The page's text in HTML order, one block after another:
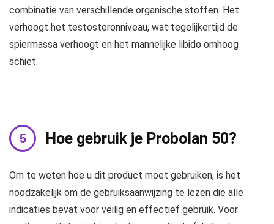
combinatie van verschillende organische stoffen. Het
verhoogt het testosteronniveau, wat tegelijkertijd de
spiermassa verhoogt en het mannelijke libido omhoog
schiet.
Hoe gebruik je Probolan 50?
Om te weten hoe u dit product moet gebruiken, is het
noodzakelijk om de gebruiksaanwijzing te lezen die alle
indicaties bevat voor veilig en effectief gebruik. Voor